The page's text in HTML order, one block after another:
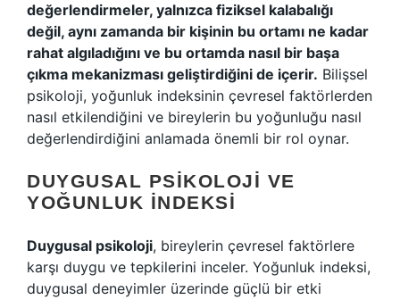
değerlendirmeler, yalnızca fiziksel kalabalığı
değil, aynı zamanda bir kişinin bu ortamı ne kadar
rahat algıladığını ve bu ortamda nasıl bir başa
çıkma mekanizması geliştirdiğini de içerir. Bilişsel
psikoloji, yoğunluk indeksinin çevresel faktörlerden
nasıl etkilendiğini ve bireylerin bu yoğunluğu nasıl
değerlendirdiğini anlamada önemli bir rol oynar.
DUYGUSAL PSIKOLOJI VE
YOĞUNLUK İNDEKSI
Duygusal psikoloji, bireylerin çevresel faktörlere
karşı duygu ve tepkilerini inceler. Yoğunluk indeksi,
duygusal deneyimler üzerinde güçlü bir etki